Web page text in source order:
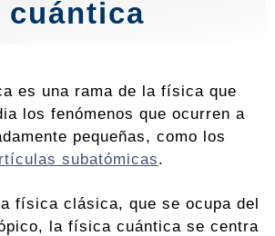
cuántica
es una rama de la física que
los fenómenos que ocurren a
pequeñas, como los
subatómicas.
física clásica, que se ocupa del
la física cuántica se centra